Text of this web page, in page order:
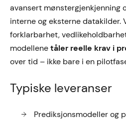
avansert mønstergjenkjenning
interne og eksterne datakilder.
forklarbarhet,
modellenetåler reelle krav i
over tid – ikke bare i en
Typiske leveranser
Prediksjonsmodeller og